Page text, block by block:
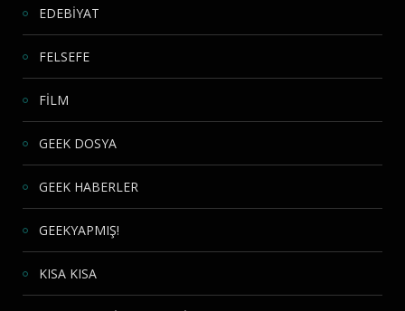
EDEBİYAT
FELSEFE
FİLM
GEEK DOSYA
GEEK HABERLER
GEEKYAPMIŞ!
KISA KISA